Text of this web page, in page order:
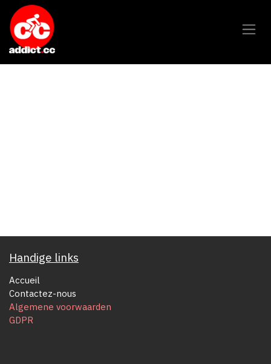
Overslaan naar inhoud
Handige links
Accueil
Contactez-nous
Algemene voorwaarden
GDPR